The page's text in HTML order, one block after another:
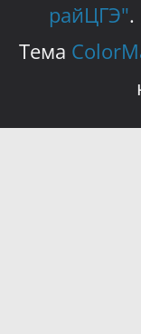
райЦГЭ"
Тема